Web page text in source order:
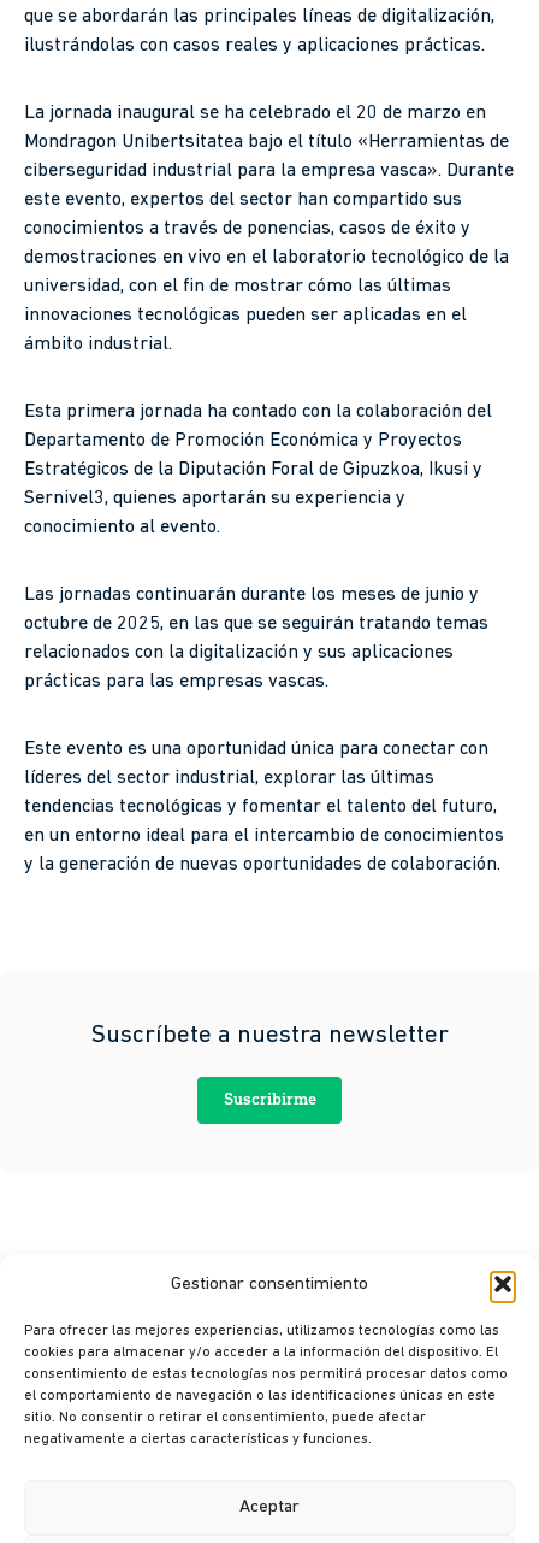
Gestionar consentimiento
Para ofrecer las mejores experiencias, utilizamos tecnologías como las
cookies para almacenar y/o acceder a la información del dispositivo. El
consentimiento de estas tecnologías nos permitirá procesar datos como
el comportamiento de navegación o las identificaciones únicas en este
sitio. No consentir o retirar el consentimiento, puede afectar
negativamente a ciertas características y funciones.
Aceptar
que se abordarán las principales líneas de digitalización,
ilustrándolas con casos reales y aplicaciones prácticas.
La jornada inaugural se ha celebrado el 20 de marzo en
Mondragon Unibertsitatea bajo el título «Herramientas de
ciberseguridad industrial para la empresa vasca». Durante
este evento, expertos del sector han compartido sus
conocimientos a través de ponencias, casos de éxito y
demostraciones en vivo en el laboratorio tecnológico de la
universidad, con el fin de mostrar cómo las últimas
innovaciones tecnológicas pueden ser aplicadas en el
ámbito industrial.
Esta primera jornada ha contado con la colaboración del
Departamento de Promoción Económica y Proyectos
Estratégicos de la Diputación Foral de Gipuzkoa, Ikusi y
Sernivel3, quienes aportarán su experiencia y
conocimiento al evento.
Las jornadas continuarán durante los meses de junio y
octubre de 2025, en las que se seguirán tratando temas
relacionados con la digitalización y sus aplicaciones
prácticas para las empresas vascas.
Este evento es una oportunidad única para conectar con
líderes del sector industrial, explorar las últimas
tendencias tecnológicas y fomentar el talento del futuro,
en un entorno ideal para el intercambio de conocimientos
y la generación de nuevas oportunidades de colaboración.
Suscríbete a nuestra newsletter
Suscribirme
© Ikusi 2026
Aviso legal
Política de cookies